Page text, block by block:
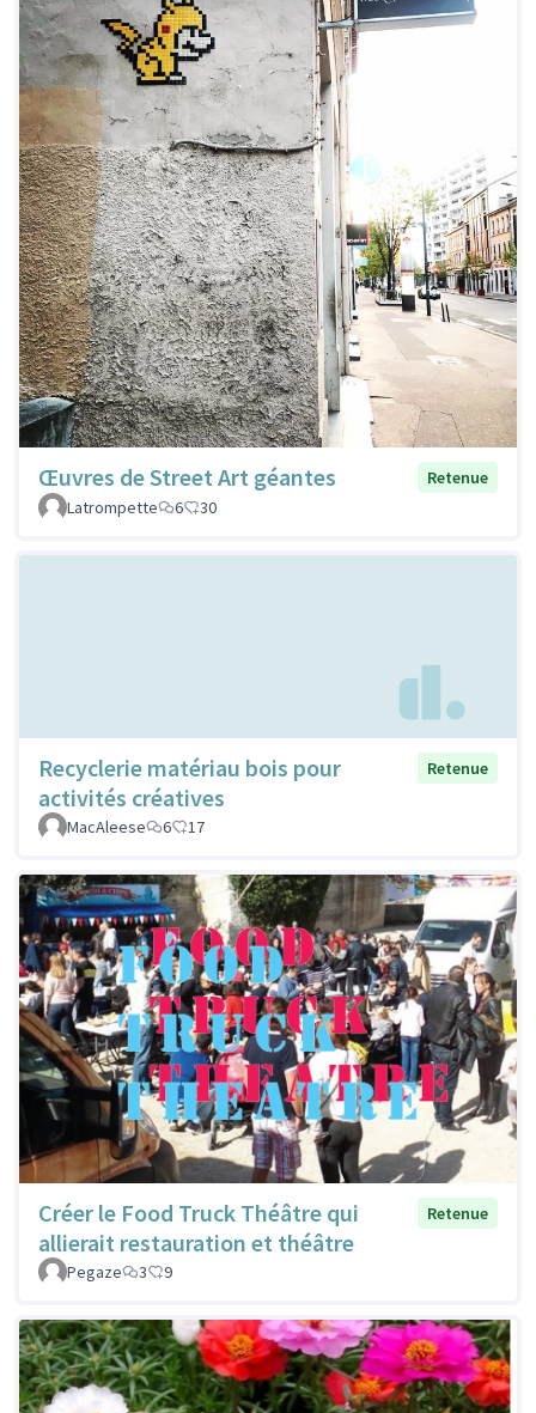
Œuvres de Street Art géantes
Retenue
Latrompette
6 30
Recyclerie matériau bois pour
activités créatives
Retenue
MacAleese 6 17
Créer le Food Truck Théâtre qui
allierait restauration et théâtre
Retenue
Pegaze 3 9